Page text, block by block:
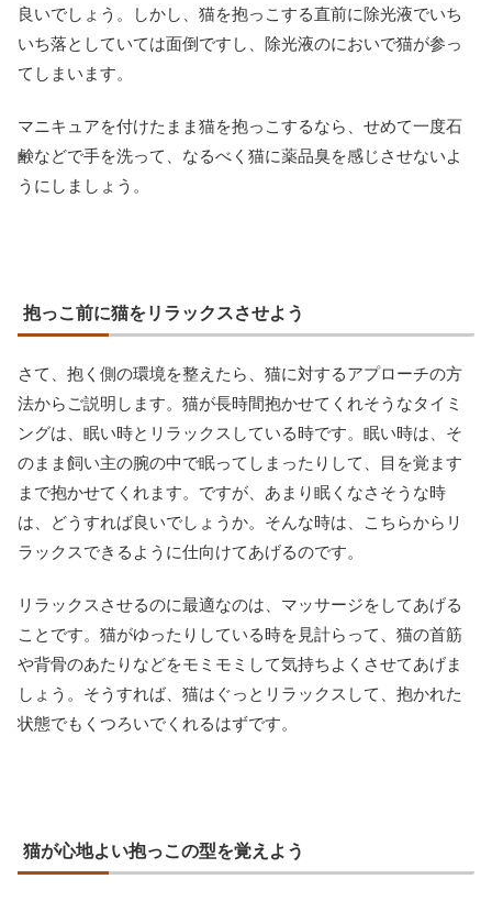
良いでしょう。しかし、猫を抱っこする直前に除光液でいち
いち落としていては面倒ですし、除光液のにおいで猫が参っ
てしまいます。
マニキュアを付けたまま猫を抱っこするなら、せめて一度石
鹸などで手を洗って、なるべく猫に薬品臭を感じさせないよ
うにしましょう。
抱っこ前に猫をリラックスさせよう
さて、抱く側の環境を整えたら、猫に対するアプローチの方
法からご説明します。猫が長時間抱かせてくれそうなタイミ
ングは、眠い時とリラックスしている時です。眠い時は、そ
のまま飼い主の腕の中で眠ってしまったりして、目を覚ます
まで抱かせてくれます。ですが、あまり眠くなさそうな時
は、どうすれば良いでしょうか。そんな時は、こちらからリ
ラックスできるように仕向けてあげるのです。
リラックスさせるのに最適なのは、マッサージをしてあげる
ことです。猫がゆったりしている時を見計らって、猫の首筋
や背骨のあたりなどをモミモミして気持ちよくさせてあげま
しょう。そうすれば、猫はぐっとリラックスして、抱かれた
状態でもくつろいでくれるはずです。
猫が心地よい抱っこの型を覚えよう